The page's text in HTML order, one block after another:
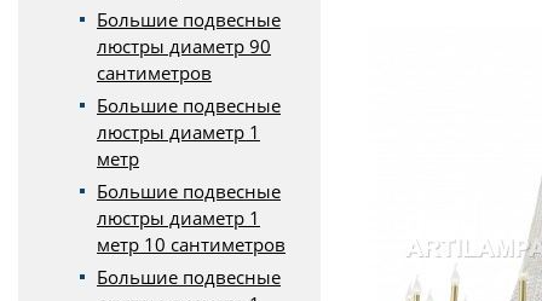
Большие подвесные
люстры диаметр 90
сантиметров
Большие подвесные
люстры диаметр 1
метр
Большие подвесные
люстры диаметр 1
метр 10 сантиметров
Большие подвесные